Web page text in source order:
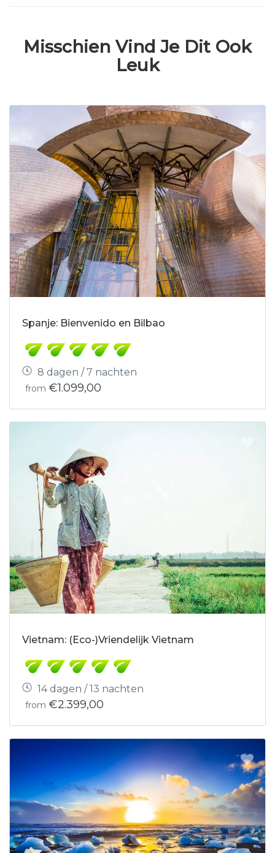
Misschien Vind Je Dit Ook
Leuk
Spanje: Bienvenido en Bilbao
8 dagen / 7 nachten
from €1.099,00
Vietnam: (Eco-)Vriendelijk Vietnam
14 dagen / 13 nachten
from €2.399,00